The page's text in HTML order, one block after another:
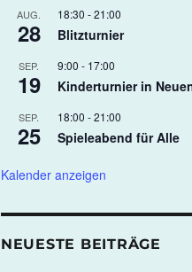
AUG.
28
18:30 -21:00
Blitzturnier
SEP.
19
9:00 - 17:00
Kinderturnier in
SEP.
25
18:00 -21:00
Spieleabend für Alle
Kalender anzeigen
NEUESTE BEITRÄGE